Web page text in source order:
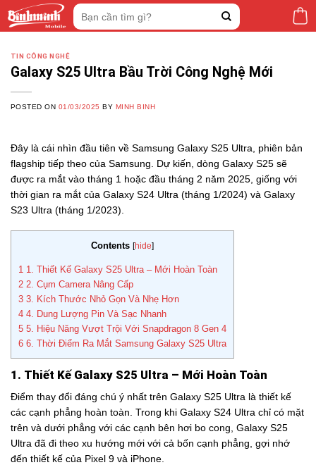
Tìm
kiếm:
TIN CÔNG NGHỆ
Galaxy S25 Ultra Bầu Trời Công Nghệ Mới
POSTED ON 01/03/2025 BY MINH BINH
Đây là cái nhìn đầu tiên về Samsung Galaxy S25 Ultra, phiên bản
flagship tiếp theo của Samsung. Dự kiến, dòng Galaxy S25 sẽ
được ra mắt vào tháng 1 hoặc đầu tháng 2 năm 2025, giống với
thời gian ra mắt của Galaxy S24 Ultra (tháng 1/2024) và Galaxy
S23 Ultra (tháng 1/2023).
Contents [hide]
1 1. Thiết Kế Galaxy S25 Ultra – Mới Hoàn Toàn
2 2. Cụm Camera Nâng Cấp
3 3. Kích Thước Nhỏ Gọn Và Nhẹ Hơn
4 4. Dung Lượng Pin Và Sạc Nhanh
5 5. Hiệu Năng Vượt Trội Với Snapdragon 8 Gen 4
6 6. Thời Điểm Ra Mắt Samsung Galaxy S25 Ultra
1. Thiết Kế Galaxy S25 Ultra – Mới Hoàn Toàn
Điểm thay đổi đáng chú ý nhất trên Galaxy S25 Ultra là thiết kế
các cạnh phẳng hoàn toàn. Trong khi Galaxy S24 Ultra chỉ có mặt
trên và dưới phẳng với các cạnh bên hơi bo cong, Galaxy S25
Ultra đã đi theo xu hướng mới với cả bốn cạnh phẳng, gợi nhớ
đến thiết kế của Pixel 9 và iPhone.